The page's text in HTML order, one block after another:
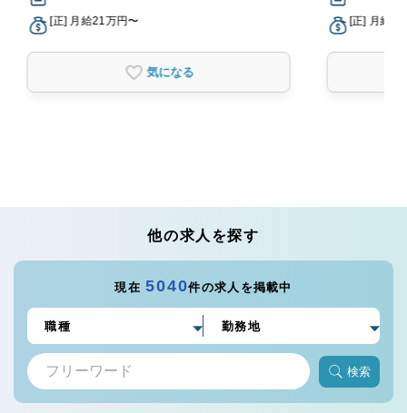
[正] 月給21万円〜
気になる
[正] 月給
他の求人を探す
現在5040件の求人を掲載中
検索